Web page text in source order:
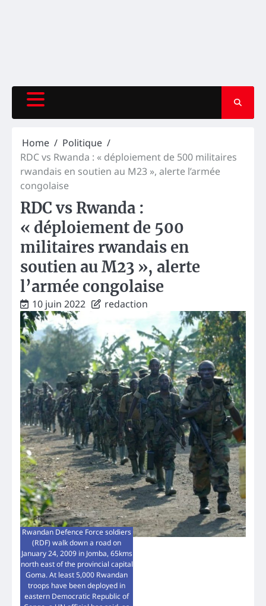
Home
Politique
RDC vs Rwanda : « déploiement de 500 militaires
rwandais en soutien au M23 », alerte l’armée
congolaise
RDC vs Rwanda :
« déploiement de 500
militaires rwandais en
soutien au M23 », alerte
l’armée congolaise
10 juin 2022 redaction
Rwandan Defence Force soldiers
(RDF) walk down a road on
January 24, 2009 in Jomba, 65kms
north east of the provincial capital
Goma. At least 5,000 Rwandan
troops have been deployed in
eastern Democratic Republic of